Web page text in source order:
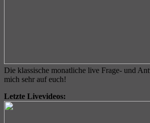
Die klassische monatliche live Frage- und
mich sehr auf euch!
Letzte Livevideos: